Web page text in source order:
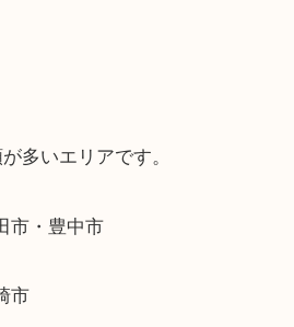
が多いお客様へは近場でも出